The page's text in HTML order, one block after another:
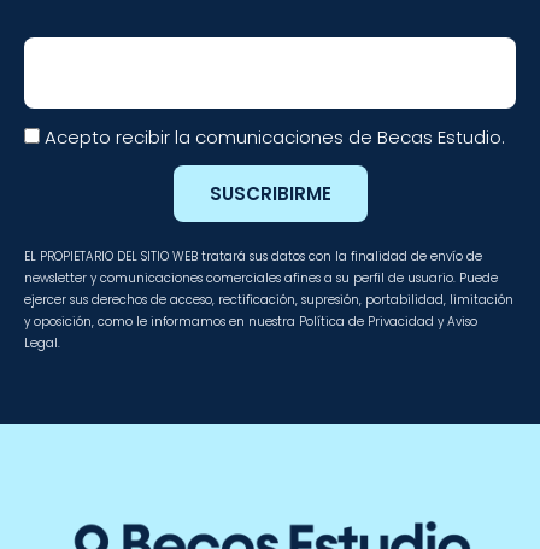
Email
Acepto recibir la comunicaciones de Becas Estudio.
SUSCRIBIRME
EL PROPIETARIO DEL SITIO WEB tratará sus datos con la finalidad de envío de
newsletter y comunicaciones comerciales afines a su perfil de usuario. Puede
ejercer sus derechos de acceso, rectificación, supresión, portabilidad, limitación
y oposición, como le informamos en nuestra Política de Privacidad y Aviso
Legal.